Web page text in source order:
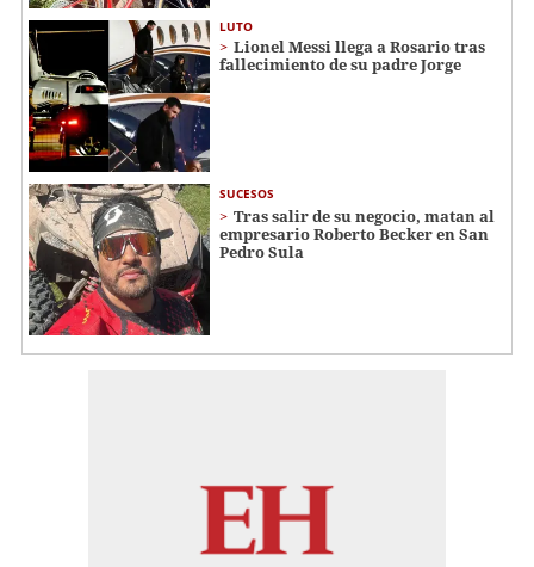
LUTO
Lionel Messi llega a Rosario tras
fallecimiento de su padre Jorge
SUCESOS
Tras salir de su negocio, matan al
empresario Roberto Becker en San
Pedro Sula